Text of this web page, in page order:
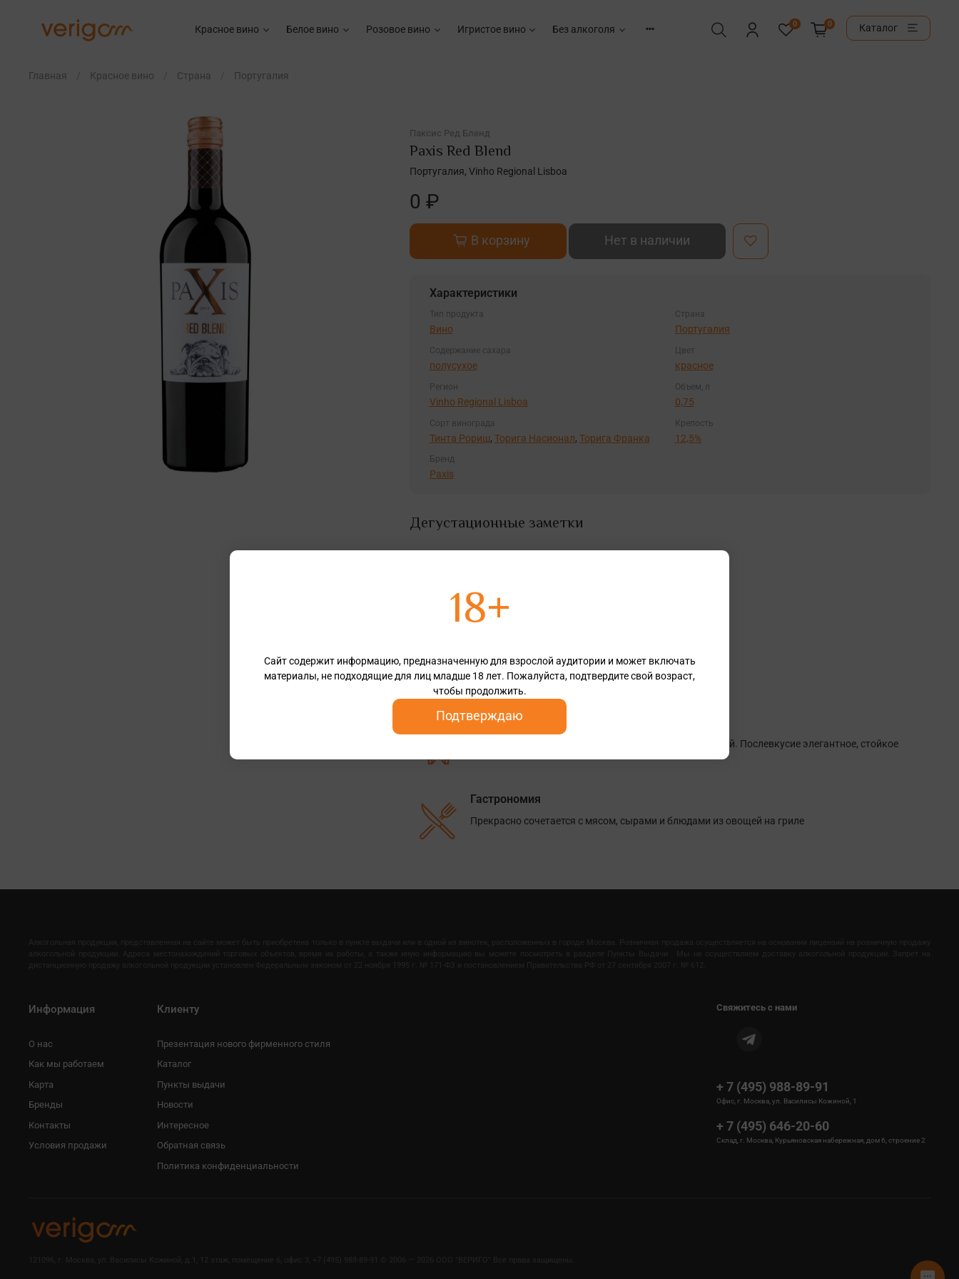
0 0 Каталог
Красное вино Белое вино Розовое вино Игристое вино Без алкоголя
Главная Красное вино Страна Португалия
Паксис Ред Бленд
Paxis Red Blend
0 ₽
В корзину Нет в наличии
Португалия, Vinho Regional Lisboa
Характеристики
Тип продукта
Вино
Страна
Португалия
Содержание сахара
полусухое
Цвет
красное
Регион
Vinho Regional Lisboa
Объем, л
0,75
Сорт винограда
Тинта Рориш, Торига Насионал, Торига Франка
Крепость
12,5%
Бренд
Paxis
Дегустационные заметки
Вино красивого красно-рубинового цвета.
Яркий ягодный аромат
Способ производства
Идеально гладкий вкус свежей вишни, малины и специй. Послевкусие элегантное, стойкое
Гастрономия
Прекрасно сочетается с мясом, сырами и блюдами из овощей на гриле
Информация
О нас
Как мы работаем
Карта
Бренды
Контакты
Условия продажи
Клиенту
Презентация нового фирменного стиля
Каталог
Пункты выдачи
Новости
Интересное
Обратная связь
Политика конфиденциальности
Свяжитесь с нами
+ 7 (495) 988-89-91
Офис, г. Москва, ул. Василисы Кожиной, 1
+ 7 (495) 646-20-60
Склад, г. Москва, Курьяновская набережная, дом 6, строение 2
18+
Сайт содержит информацию, предназначенную для взрослой аудитории и может включать
материалы, не подходящие для лиц младше 18 лет. Пожалуйста, подтвердите свой возраст,
чтобы продолжить.
Подтверждаю